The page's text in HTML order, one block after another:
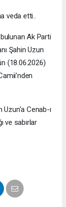
veda etti..
Ak Parti
Şahin Uzun
(18.06.2026)
Cenab-ı
ve sabırlar